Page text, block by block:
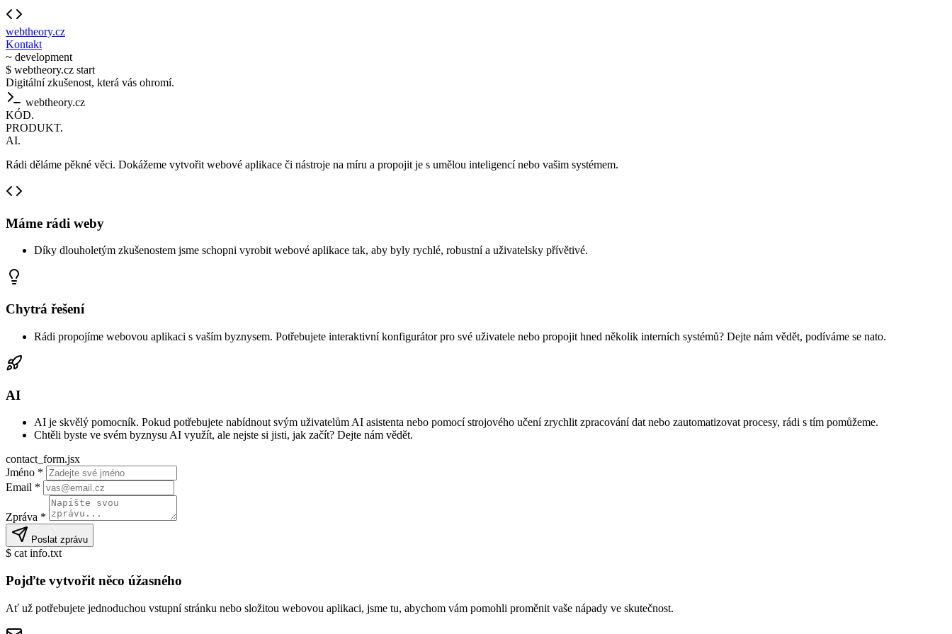
webtheory.cz
Kontakt
~ development
$ webtheory.cz start
Digitální zkušenost, která vás ohromí.
webtheory.cz
KÓD.
PRODUKT.
AI.
Rádi děláme pěkné věci. Dokážeme vytvořit webové aplikace či nástroje na míru a propojit je s umělou inteligencí nebo vašim systémem.
Máme rádi weby
Díky dlouholetým zkušenostem jsme schopni vyrobit webové aplikace tak, aby byly rychlé, robustní a uživatelsky přívětivé.
Chytrá řešení
Rádi propojíme webovou aplikaci s vaším byznysem. Potřebujete interaktivní konfigurátor pro své uživatele nebo propojit hned několik interních systémů? Dejte nám vědět, podíváme se nato.
AI
AI je skvělý pomocník. Pokud potřebujete nabídnout svým uživatelům AI asistenta nebo pomocí strojového učení zrychlit zpracování dat nebo zautomatizovat procesy, rádi s tím pomůžeme.
Chtěli byste ve svém byznysu AI využít, ale nejste si jisti, jak začít? Dejte nám vědět.
contact_form.jsx
Jméno *
Email *
Zpráva *
Poslat zprávu
$ cat info.txt
Pojďte vytvořit něco úžasného
Ať už potřebujete jednoduchou vstupní stránku nebo složitou webovou aplikaci, jsme tu, abychom vám pomohli proměnit vaše nápady ve skutečnost.